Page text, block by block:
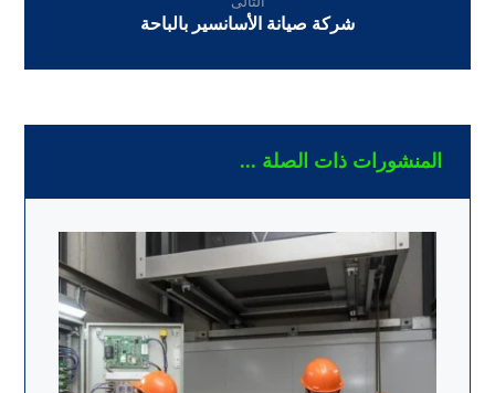
شركة صيانة الأسانسير بالباحة
المنشورات ذات الصلة ...